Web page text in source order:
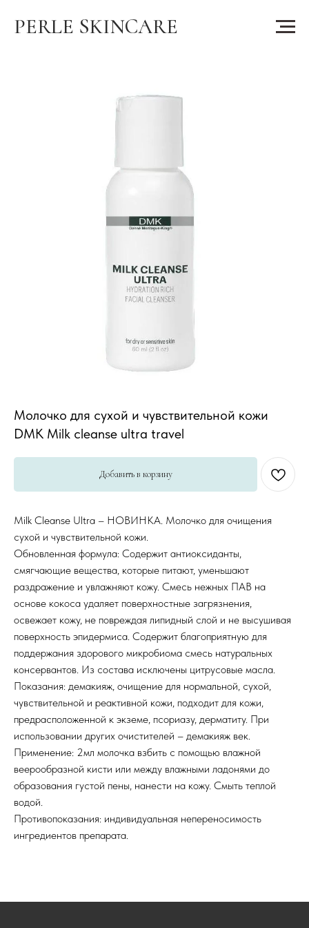
PERLE SKINCARE
Молочко для сухой и чувствительной кожи
DMK Milk cleanse ultra travel
Добавить в корзину
Milk Cleanse Ultra – НОВИНКА. Молочко для очищения
сухой и чувствительной кожи.
Обновленная формула: Содержит антиоксиданты,
смягчающие вещества, которые питают, уменьшают
раздражение и увлажняют кожу. Смесь нежных ПАВ на
основе кокоса удаляет поверхностные загрязнения,
освежает кожу, не повреждая липидный слой и не высушивая
поверхность эпидермиса. Содержит благоприятную для
поддержания здорового микробиома смесь натуральных
консервантов. Из состава исключены цитрусовые масла.
Показания: демакияж, очищение для нормальной, сухой,
чувствительной и реактивной кожи, подходит для кожи,
предрасположенной к экземе, псориазу, дерматиту. При
использовании других очистителей – демакияж век.
Применение: 2мл молочка взбить с помощью влажной
веерообразной кисти или между влажными ладонями до
образования густой пены, нанести на кожу. Смыть теплой
водой.
Противопоказания: индивидуальная непереносимость
ингредиентов препарата.